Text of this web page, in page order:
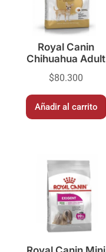
Royal Canin
Chihuahua Adult
$80.300
Añadir al carrito